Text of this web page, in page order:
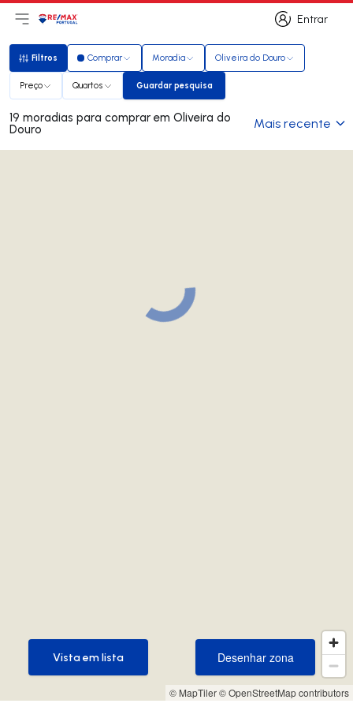
Entrar
Entrar
Abri menu principal
LogoIr para página inicial
Filtros
Filtros Comprar Moradia Oliveira do Douro
Preço Quartos Guardar pesquisa
Guardar pesquisa
19 moradias para comprar em Oliveira do
Douro Mais recente
© MapTiler© OpenStreetMap contributors
Desenhar zona
Desenhar zona
Vista em lista
Vista em lista